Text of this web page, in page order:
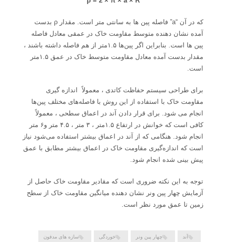
که در آن “a” فاصله پین ها به سانتی متر است. مقدار ρ بدست
آمده نشان دهنده متوسط مقاومت خاک در عمقی معادل فاصله
پین ها است. بنابراین اگر پین‌ها ۱.۵متر از هم فاصله داشته باشند ،
مقدار بدست آمده معادل مقاومت متوسط خاک در عمق ۱.۵متر
است.
برای طراحی سیستم حفاظت کاتدی ، معمولاً اندازه گیری
مقاومت خاک با استفاده از این روش با فاصله‌های مختلف پین‌ها
انجام می شود. برای قرار دادن آند در اعماق سطحی ، معمولاً
کافی است که خوانش در ارتفاع ۱.۵متر ، ۳ متر ، ۴.۵ متر و۶ متر
انجام شود. هنگامی که از آند در اعماق بیشتر استفاده می‌شود نیاز
است که اندازه‌گیری مقاومت خاک در اعماق بیشتر مطابق با عمق
پیش بینی شده انجام شود.
توجه به این نکته ضروری است که مقادیر مقاومت خاک حاصل از
آزمایش چهار پین ونر نشان دهنده میانگین مقاومت خاک از سطح
زمین تا عمق مورد نظر است.
آند چهار پین ونر خوردگی سازه های مدفون